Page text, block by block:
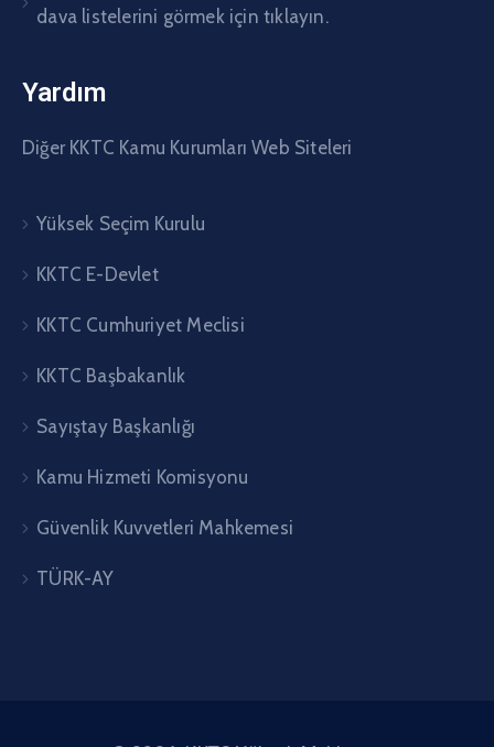
dava listelerini görmek için tıklayın.
Yardım
Diğer KKTC Kamu Kurumları Web Siteleri
Yüksek Seçim Kurulu
KKTC E-Devlet
KKTC Cumhuriyet Meclisi
KKTC Başbakanlık
Sayıştay Başkanlığı
Kamu Hizmeti Komisyonu
Güvenlik Kuvvetleri Mahkemesi
TÜRK-AY